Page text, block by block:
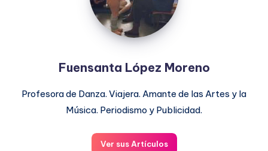
Fuensanta López Moreno
Profesora de Danza. Viajera. Amante de las Artes y la
Música. Periodismo y Publicidad.
Ver sus Artículos